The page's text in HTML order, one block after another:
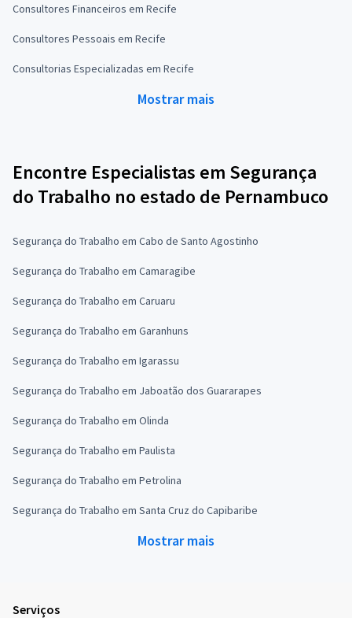
Consultores Financeiros em Recife
Consultores Pessoais em Recife
Consultorias Especializadas em Recife
Mostrar mais
Encontre Especialistas em Segurança
do Trabalho no estado de Pernambuco
Segurança do Trabalho em Cabo de Santo Agostinho
Segurança do Trabalho em Camaragibe
Segurança do Trabalho em Caruaru
Segurança do Trabalho em Garanhuns
Segurança do Trabalho em Igarassu
Segurança do Trabalho em Jaboatão dos Guararapes
Segurança do Trabalho em Olinda
Segurança do Trabalho em Paulista
Segurança do Trabalho em Petrolina
Segurança do Trabalho em Santa Cruz do Capibaribe
Mostrar mais
Serviços